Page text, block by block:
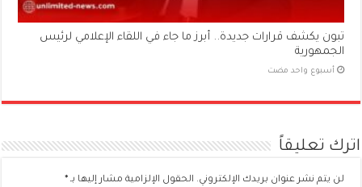
تبون يكشف قرارات جديدة.. أبرز ما جاء في اللقاء الإعلامي لرئيس
الجمهورية
‏أسبوع واحد مضت
اترك تعليقاً
لن يتم نشر عنوان بريدك الإلكتروني. الحقول الإلزامية مشار إليها بـ*